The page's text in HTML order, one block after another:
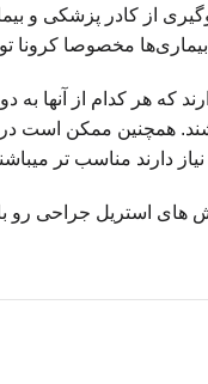
از کادر پزشکی و
مخصوصا
که هر کدام از آنها به
همچنین ممکن است در
نیاز دارند مناسب
های استریل جراحی رو